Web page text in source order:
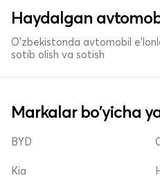
Haydalgan
O'zbekistonda avtomobil
sotib olish va sotish
Markalar bo'yicha
BYD
Kia